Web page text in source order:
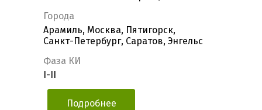
Города
Арамиль, Москва, Пятигорск,
Санкт-Петербург, Саратов, Энгельс
Фаза КИ
I-II
Подробнее